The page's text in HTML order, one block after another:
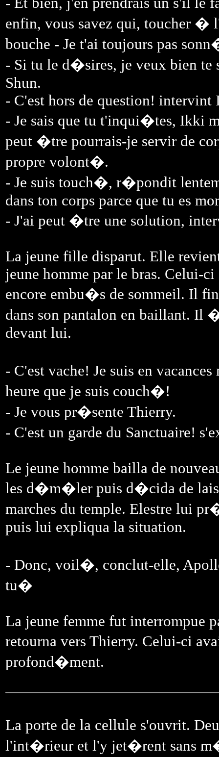
enfin, vous savez qui, toucher �
bouche - Je t'ai toujours pas
- Si tu le d�sires, je veux bien
Shun.
- C'est hors de question! intervint
- Je sais que tu t'inqui�tes, Ikki
peut �tre pourrais-je servir de
propre volont�.
- Je suis touch�, r�pondit
dans ton corps parce que tu es
- J'ai peut �tre une solution,
La jeune fille disparut. Elle
jeune homme par le bras. Celui-
encore embu�s de sommeil. Il
dans son pantalon en baillant. Il
devant lui.
- C'est vache! Je suis en
heure que je suis couch�!
- Je vous pr�sente Thierry.
- C'est un garde du Sanctuaire!
Le jeune homme bailla de
les d�m�ler puis d�cida de
marches du temple. Elestre lui
puis lui expliqua la situation.
- Donc, voil�, conclut-elle,
tu�
La jeune femme fut interrompue
retourna vers Thierry. Celui-ci
profond�ment.
La porte de la cellule s'ouvrit.
l'int�rieur et l'y jet�rent sans